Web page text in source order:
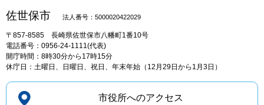
佐世保市 法人番号：5000020422029
〒857-8585 長崎県佐世保市八幡町1番10号
電話番号：0956-24-1111(代表)
開庁時間：8時30分から17時15分
休庁日：土曜日、日曜日、祝日、年末年始（12月29日から1月3日）
市役所へのアクセス